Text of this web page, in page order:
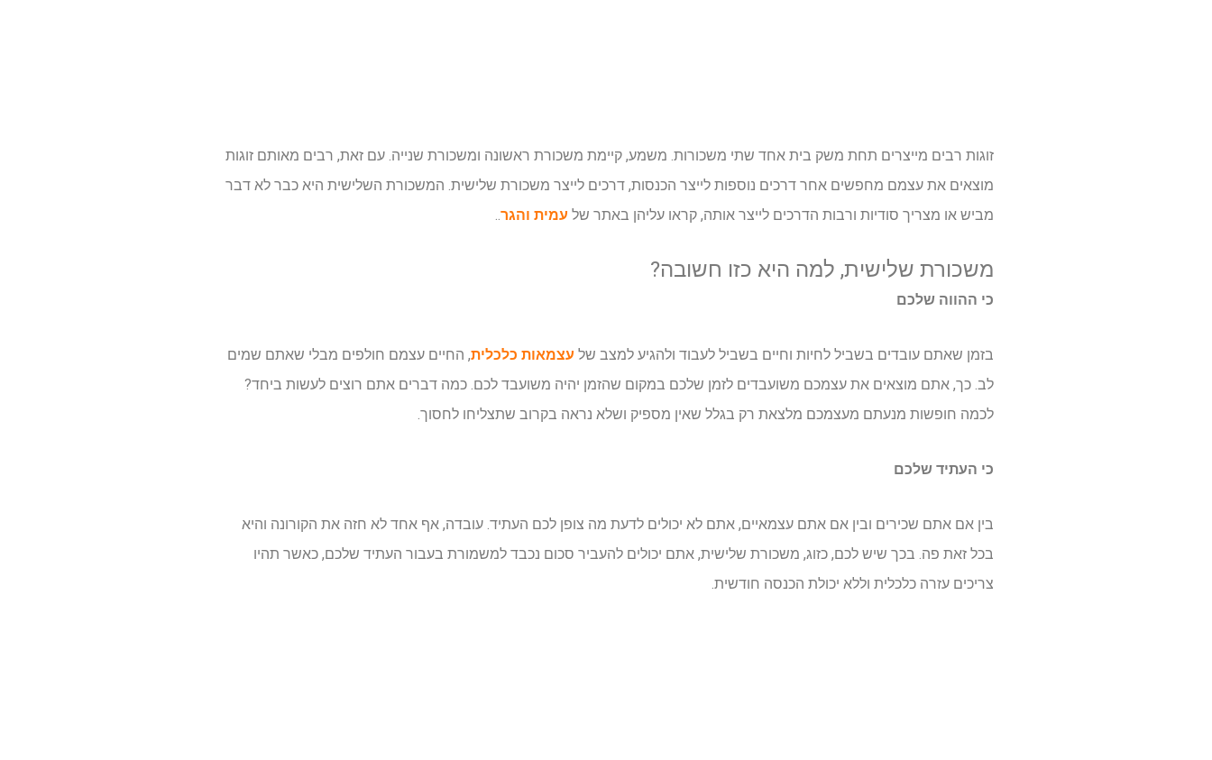
זוגות רבים מייצרים תחת משק בית אחד שתי משכורות. משמע, קיימת משכורת ראשונה ומשכורת שנייה. עם זאת, רבים מאותם זוגות
מוצאים את עצמם מחפשים אחר דרכים נוספות לייצר הכנסות, דרכים לייצר משכורת שלישית. המשכורת השלישית היא כבר לא דבר
מביש או מצריך סודיות ורבות הדרכים לייצר אותה, קראו עליהן באתר של עמית והגר..
משכורת שלישית, למה היא כזו חשובה?
כי ההווה שלכם
בזמן שאתם עובדים בשביל לחיות וחיים בשביל לעבוד ולהגיע למצב של עצמאות כלכלית, החיים עצמם חולפים מבלי שאתם שמים
לב. כך, אתם מוצאים את עצמכם משועבדים לזמן שלכם במקום שהזמן יהיה משועבד לכם. כמה דברים אתם רוצים לעשות ביחד?
לכמה חופשות מנעתם מעצמכם מלצאת רק בגלל שאין מספיק ושלא נראה בקרוב שתצליחו לחסוך.
כי העתיד שלכם
בין אם אתם שכירים ובין אם אתם עצמאיים, אתם לא יכולים לדעת מה צופן לכם העתיד. עובדה, אף אחד לא חזה את הקורונה והיא
בכל זאת פה. בכך שיש לכם, כזוג, משכורת שלישית, אתם יכולים להעביר סכום נכבד למשמורת בעבור העתיד שלכם, כאשר תהיו
צריכים עזרה כלכלית וללא יכולת הכנסה חודשית.